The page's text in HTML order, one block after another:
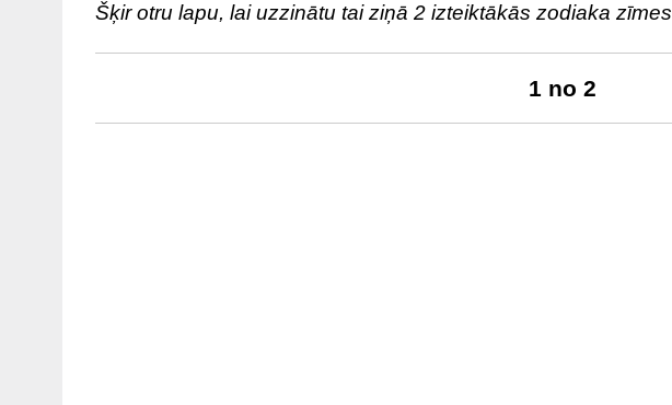
Šķir otru lapu, lai uzzinātu tai ziņā 2 izteiktākās zodiaka zīmes
1 no 2